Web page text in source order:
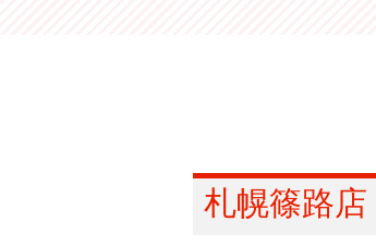
札幌篠路店